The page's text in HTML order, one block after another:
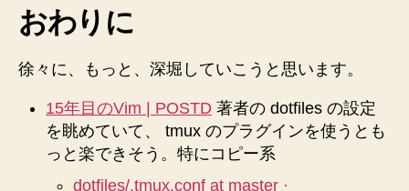
おわりに
徐々に、もっと、深堀していこうと思います。
15年目のVim | POSTD 著者の dotfiles の設定
を眺めていて、 tmux のプラグインを使うとも
っと楽できそう。特にコピー系
dotfiles/.tmux.conf at master ·